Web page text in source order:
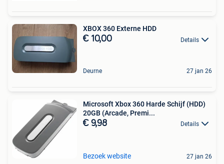
XBOX 360 Externe HDD
€ 10,00 Details
Deurne 27 jan 26
Microsoft Xbox 360 Harde Schijf (HDD)
20GB (Arcade, Premi...
€ 9,98 Details
Bezoek website 27 jan 26